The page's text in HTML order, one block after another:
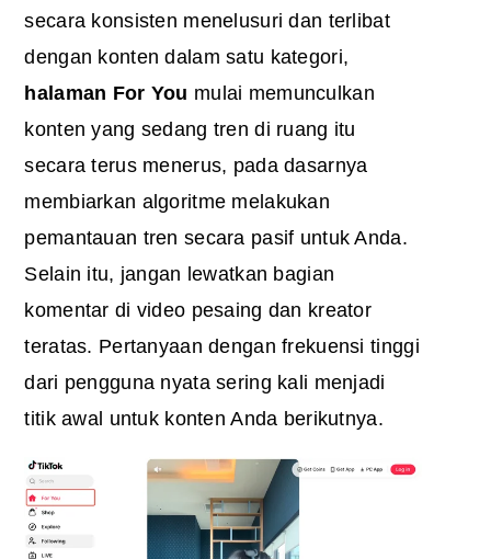
secara konsisten menelusuri dan terlibat
dengan konten dalam satu kategori,
halaman For You mulai memunculkan
konten yang sedang tren di ruang itu
secara terus menerus, pada dasarnya
membiarkan algoritme melakukan
pemantauan tren secara pasif untuk Anda.
Selain itu, jangan lewatkan bagian
komentar di video pesaing dan kreator
teratas. Pertanyaan dengan frekuensi tinggi
dari pengguna nyata sering kali menjadi
titik awal untuk konten Anda berikutnya.